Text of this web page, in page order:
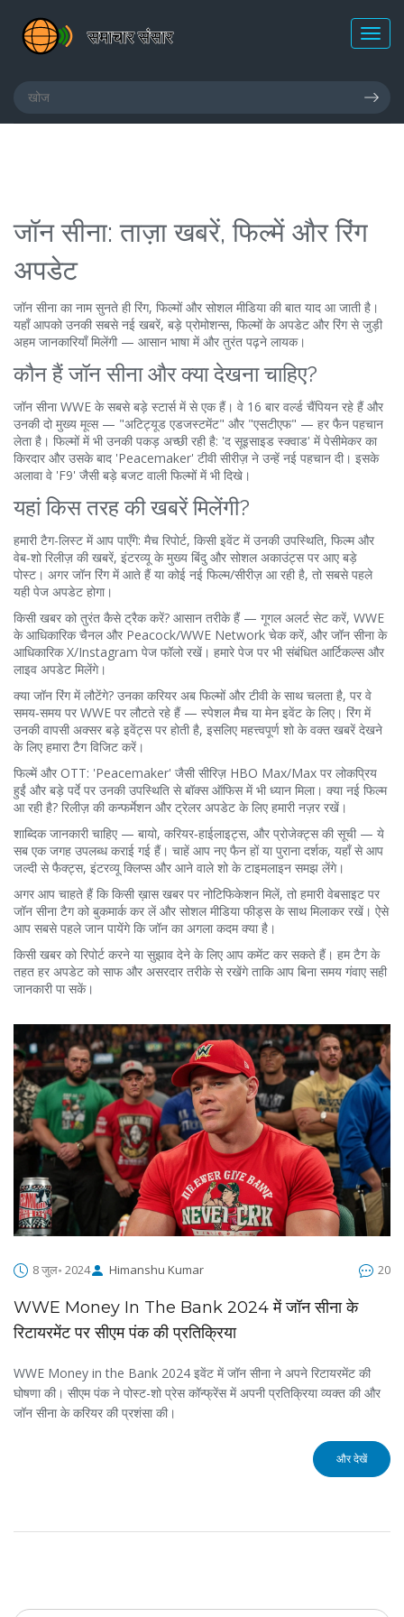
जॉन सीना: ताज़ा खबरें, फिल्में और रिंग
अपडेट
जॉन सीना का नाम सुनते ही रिंग, फिल्मों और सोशल मीडिया की बात याद आ जाती है।
यहाँ आपको उनकी सबसे नई खबरें, बड़े प्रोमोशन्स, फिल्मों के अपडेट और रिंग से जुड़ी
अहम जानकारियाँ मिलेंगी — आसान भाषा में और तुरंत पढ़ने लायक।
कौन हैं जॉन सीना और क्या देखना चाहिए?
जॉन सीना WWE के सबसे बड़े स्टार्स में से एक हैं। वे 16 बार वर्ल्ड चैंपियन रहे हैं और
उनकी दो मुख्य मूव्स — "अटिट्यूड एडजस्टमेंट" और "एसटीएफ" — हर फैन पहचान
लेता है। फिल्मों में भी उनकी पकड़ अच्छी रही है: 'द सूइसाइड स्क्वाड' में पेसीमेकर का
किरदार और उसके बाद 'Peacemaker' टीवी सीरीज़ ने उन्हें नई पहचान दी। इसके
अलावा वे 'F9' जैसी बड़े बजट वाली फिल्मों में भी दिखे।
यहां किस तरह की खबरें मिलेंगी?
हमारी टैग-लिस्ट में आप पाएँगे: मैच रिपोर्ट, किसी इवेंट में उनकी उपस्थिति, फिल्म और
वेब‑शो रिलीज़ की खबरें, इंटरव्यू के मुख्य बिंदु और सोशल अकाउंट्स पर आए बड़े
पोस्ट। अगर जॉन रिंग में आते हैं या कोई नई फिल्म/सीरीज़ आ रही है, तो सबसे पहले
यही पेज अपडेट होगा।
किसी खबर को तुरंत कैसे ट्रैक करें? आसान तरीके हैं — गूगल अलर्ट सेट करें, WWE
के आधिकारिक चैनल और Peacock/WWE Network चेक करें, और जॉन सीना के
आधिकारिक X/Instagram पेज फॉलो रखें। हमारे पेज पर भी संबंधित आर्टिकल्स और
लाइव अपडेट मिलेंगे।
क्या जॉन रिंग में लौटेंगे? उनका करियर अब फिल्मों और टीवी के साथ चलता है, पर वे
समय‑समय पर WWE पर लौटते रहे हैं — स्पेशल मैच या मेन इवेंट के लिए। रिंग में
उनकी वापसी अक्सर बड़े इवेंट्स पर होती है, इसलिए महत्त्वपूर्ण शो के वक्त खबरें देखने
के लिए हमारा टैग विजिट करें।
फिल्में और OTT: 'Peacemaker' जैसी सीरिज़ HBO Max/Max पर लोकप्रिय
हुईं और बड़े पर्दे पर उनकी उपस्थिति से बॉक्स ऑफिस में भी ध्यान मिला। क्या नई फिल्म
आ रही है? रिलीज़ की कन्फर्मेशन और ट्रेलर अपडेट के लिए हमारी नज़र रखें।
शाब्दिक जानकारी चाहिए — बायो, करियर‑हाईलाइट्स, और प्रोजेक्ट्स की सूची — ये
सब एक जगह उपलब्ध कराई गई हैं। चाहें आप नए फैन हों या पुराना दर्शक, यहाँ से आप
जल्दी से फैक्ट्स, इंटरव्यू क्लिप्स और आने वाले शो के टाइमलाइन समझ लेंगे।
अगर आप चाहते हैं कि किसी ख़ास खबर पर नोटिफिकेशन मिलें, तो हमारी वेबसाइट पर
जॉन सीना टैग को बुकमार्क कर लें और सोशल मीडिया फीड्स के साथ मिलाकर रखें। ऐसे
आप सबसे पहले जान पायेंगे कि जॉन का अगला कदम क्या है।
किसी खबर को रिपोर्ट करने या सुझाव देने के लिए आप कमेंट कर सकते हैं। हम टैग के
तहत हर अपडेट को साफ और असरदार तरीके से रखेंगे ताकि आप बिना समय गंवाए सही
जानकारी पा सकें।
8 जुल॰ 2024 Himanshu Kumar 20
WWE Money In The Bank 2024 में जॉन सीना के
रिटायरमेंट पर सीएम पंक की प्रतिक्रिया
WWE Money in the Bank 2024 इवेंट में जॉन सीना ने अपने रिटायरमेंट की
घोषणा की। सीएम पंक ने पोस्ट-शो प्रेस कॉन्फ्रेंस में अपनी प्रतिक्रिया व्यक्त की और
जॉन सीना के करियर की प्रशंसा की।
और देखें